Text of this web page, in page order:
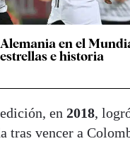
en el
e historia
en 2018,
tras vencer a